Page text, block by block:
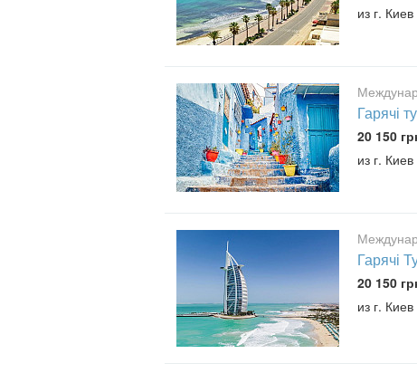
из г. Киев
Гарячі
20 150
из г. Киев
Гарячі
20 150
из г. Киев